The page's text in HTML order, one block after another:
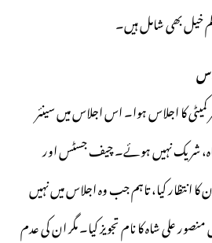
خیل بھی شامل ہیں۔
کمیٹی کا اجلاس ہوا۔ اس اجلاس میں سینئر
شریک نہیں ہوئے۔ چیف جسٹس اور
کیا، تاہم جب وہ اجلاس میں نہیں
علی شاہ کا نام تجویز کیا۔ مگر ان کی عدم